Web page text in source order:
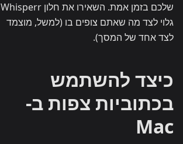
שלכם בזמן אמת. השאירו את חלון Whisperr
גלוי לצד מה שאתם צופים בו (למשל, מוצמד
לצד אחד של המסך).
כיצד להשתמש
בכתוביות צפות ב-
Mac